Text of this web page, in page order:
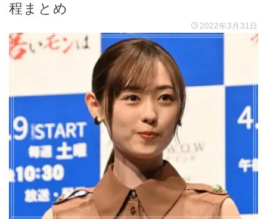
程まとめ
2022年3月31日